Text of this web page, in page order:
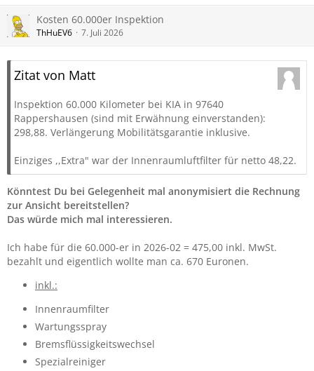
Kosten 60.000er Inspektion
ThHuEV6 7. Juli 2026
Zitat von Matt
Inspektion 60.000 Kilometer bei KIA in 97640
Rappershausen (sind mit Erwähnung einverstanden):
298,88. Verlängerung Mobilitätsgarantie inklusive.
Einziges ,,Extra" war der Innenraumluftfilter für netto 48,22.
Könntest Du bei Gelegenheit mal anonymisiert die Rechnung
zur Ansicht bereitstellen?
Das würde mich mal interessieren.
Ich habe für die 60.000-er in 2026-02 = 475,00 inkl. MwSt.
bezahlt und eigentlich wollte man ca. 670 Euronen.
inkl.:
Innenraumfilter
Wartungsspray
Bremsflüssigkeitswechsel
Spezialreiniger